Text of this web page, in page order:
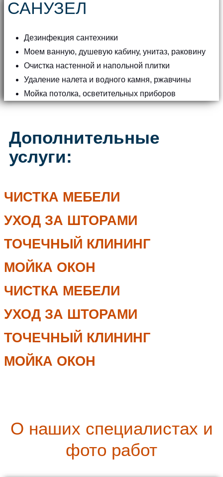
САНУЗЕЛ
Дезинфекция сантехники
Моем ванную, душевую кабину, унитаз, раковину
Очистка настенной и напольной плитки
Удаление налета и водного камня, ржавчины
Мойка потолка, осветительных приборов
Дополнительные
услуги:
ЧИСТКА МЕБЕЛИ
УХОД ЗА ШТОРАМИ
ТОЧЕЧНЫЙ КЛИНИНГ
МОЙКА ОКОН
ЧИСТКА МЕБЕЛИ
УХОД ЗА ШТОРАМИ
ТОЧЕЧНЫЙ КЛИНИНГ
МОЙКА ОКОН
О наших специалистах и
фото работ